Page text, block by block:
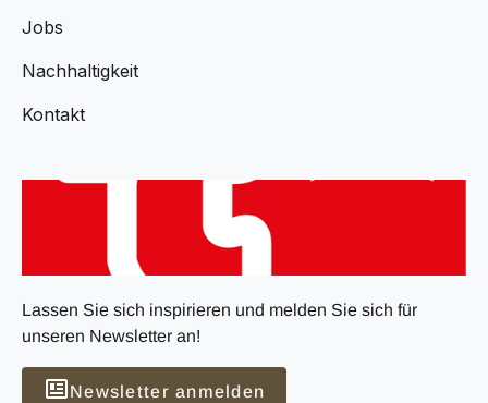
Jobs
Nachhaltigkeit
Kontakt
Lassen Sie sich inspirieren und melden Sie sich für
unseren Newsletter an!
Newsletter anmelden